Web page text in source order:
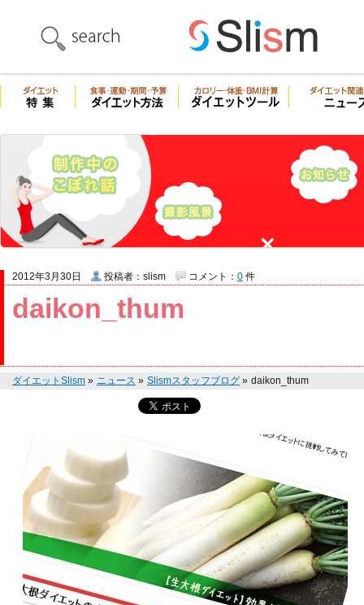
daikon_thum
2012年3月30日 投稿者：slism コメント： 0 件
ダイエットSlism » ニュース » Slismスタッフブログ » daikon_thum